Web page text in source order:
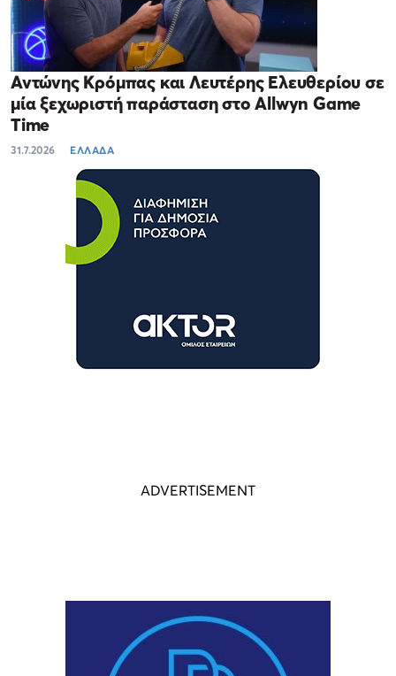
Αντώνης Κρόμπας και Λευτέρης Ελευθερίου σε
μία ξεχωριστή παράσταση στο Allwyn Game
Time
31.7.2026 ΕΛΛΑΔΑ